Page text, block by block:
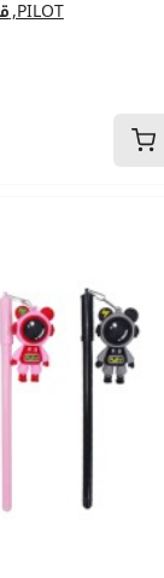
قلم حبر سائل ,PILOT